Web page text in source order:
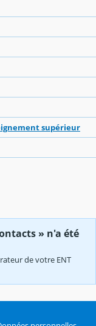
supérieur
» n'a été
de votre ENT